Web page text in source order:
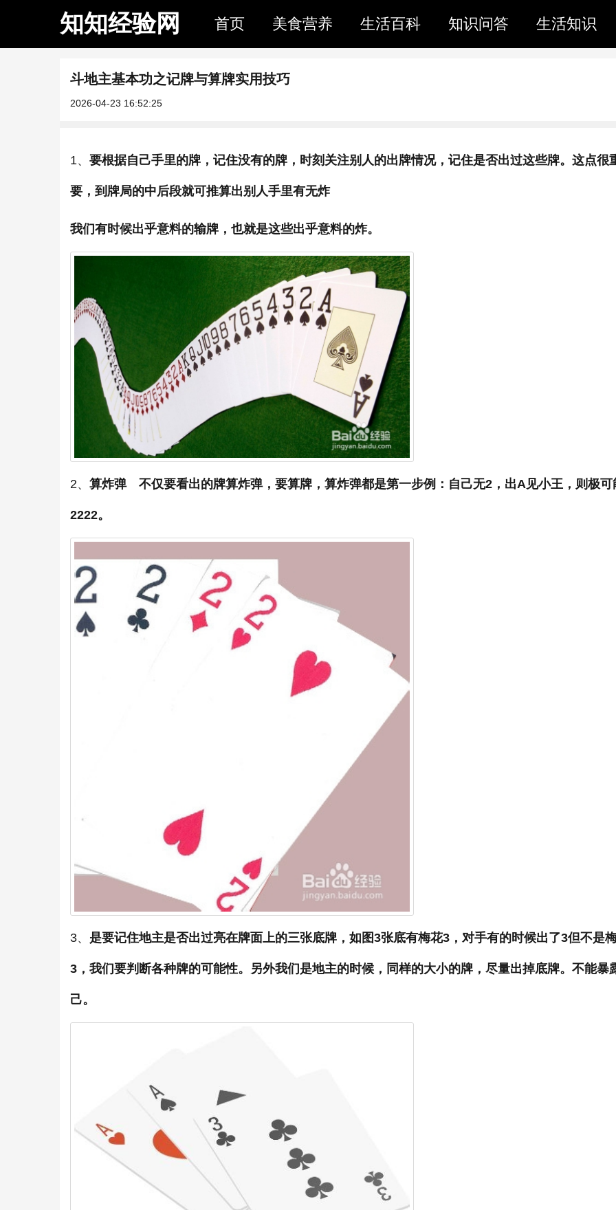
知知经验网 首页 美食营养 生活百科 知识问答 生活知识
斗地主基本功之记牌与算牌实用技巧
2026-04-23 16:52:25
1、 要根据自己手里的牌，记住没有的牌，时刻关注别人的出牌情况，记住是否出过这些牌。这点很
要，到牌局的中后段就可推算出别人手里有无炸
我们有时候出乎意料的输牌，也就是这些出乎意料的炸。
2、 算炸弹 不仅要看出的牌算炸弹，要算牌，算炸弹都是第一步例：自己无2，出A见小王，则极可
2222。
3、 是要记住地主是否出过亮在牌面上的三张底牌，如图3张底有梅花3，对手有的时候出了3但不是
3，我们要判断各种牌的可能性。另外我们是地主的时候，同样的大小的牌，尽量出掉底牌。不能暴
己。